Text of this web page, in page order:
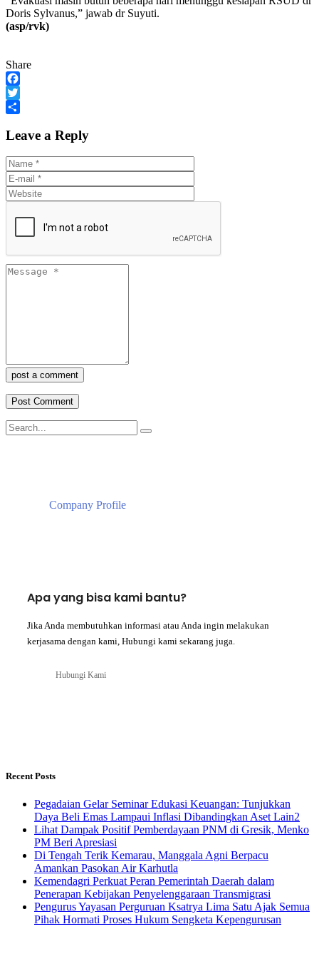
Doris Sylvanus,” jawab dr Suyuti.
(asp/rvk)
Share
Facebook
Twitter
Leave a Reply
post a comment
Company Profile
Apa yang bisa kami bantu?
Jika Anda membutuhkan informasi atau Anda ingin melakukan
kerjasama dengan kami, Hubungi kami sekarang juga.
Hubungi Kami
Recent Posts
Pegadaian Gelar Seminar Edukasi Keuangan: Tunjukkan
Daya Beli Emas Lampaui Inflasi Dibandingkan Aset Lain2
Lihat Dampak Positif Pemberdayaan PNM di Gresik, Menko
PM Beri Apresiasi
​Di Tengah Terik Kemarau, Manggala Agni Berpacu
Amankan Pasokan Air Karhutla
Kemendagri Perkuat Peran Pemerintah Daerah dalam
Penerapan Kebijakan Penyelenggaraan Transmigrasi
Pengurus Yayasan Perguruan Ksatrya Lima Satu Ajak Semua
Pihak Hormati Proses Hukum Sengketa Kepengurusan